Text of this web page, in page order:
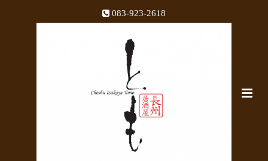
083-923-2618